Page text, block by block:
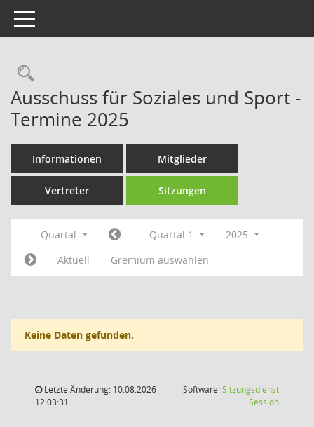
Toggle navigation
Rechercheauswahl
Ausschuss für Soziales und Sport -
Termine 2025
Informationen Mitglieder
Vertreter Sitzungen
Quartal Quartal 1
2025
Aktuell
Gremium auswählen
Keine Daten gefunden.
Letzte Änderung: 10.08.2026
12:03:31
Software:Sitzungsdienst
Session(Wird in